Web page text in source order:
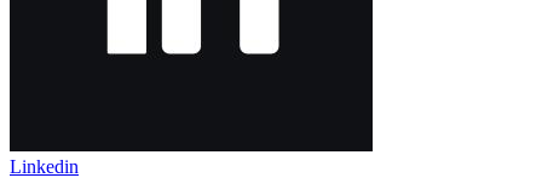
Linkedin